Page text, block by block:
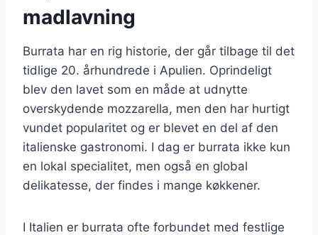
madlavning
Burrata har en rig historie, der går tilbage til det
tidlige 20. århundrede i Apulien. Oprindeligt
blev den lavet som en måde at udnytte
overskydende mozzarella, men den har hurtigt
vundet popularitet og er blevet en del af den
italienske gastronomi. I dag er burrata ikke kun
en lokal specialitet, men også en global
delikatesse, der findes i mange køkkener.
I Italien er burrata ofte forbundet med festlige